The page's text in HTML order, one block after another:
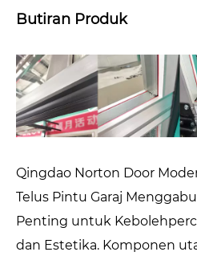
Butiran Produk
Qingdao Norton Door
Telus Pintu Garaj
Penting untuk
dan Estetika. Komponen